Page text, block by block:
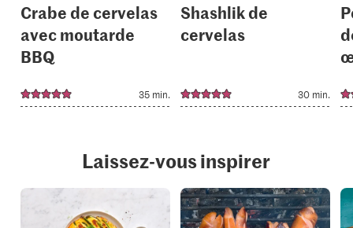
Crabe de cervelas
avec moutarde
BBQ
35 min.
Shashlik de
cervelas
30 min.
Laissez-vous inspirer